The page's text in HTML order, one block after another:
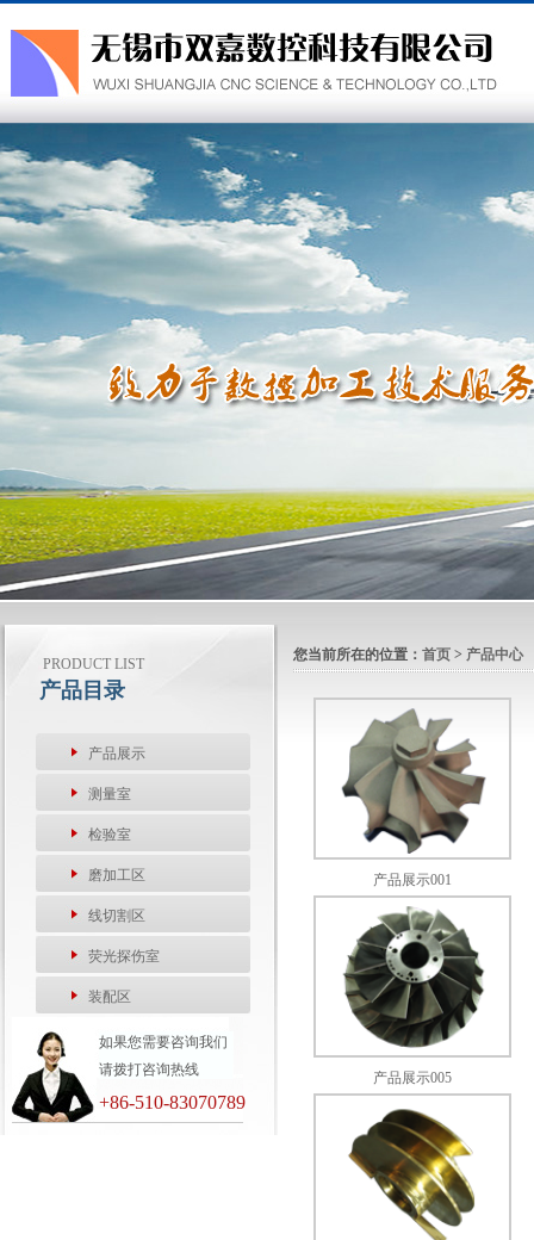
PRODUCT LIST
产品目录
产品展示
测量室
检验室
磨加工区
线切割区
荧光探伤室
装配区
如果您需要咨询我们
请拨打咨询热线
+86-510-83070789
您当前所在的位置： 首页 > 产品中心
产品展示001
产品展示005